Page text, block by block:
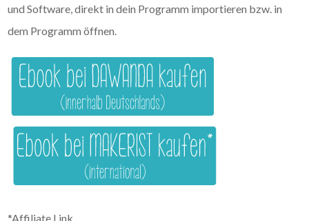
und Software, direkt in dein Programm importieren bzw. in
dem Programm öffnen.
*Affiliate Link